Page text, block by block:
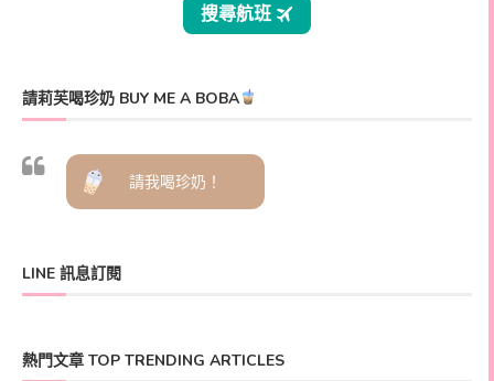
請莉芙喝珍奶 BUY ME A BOBA
請我喝珍奶！
LINE 訊息訂閱
熱門文章 TOP TRENDING ARTICLES